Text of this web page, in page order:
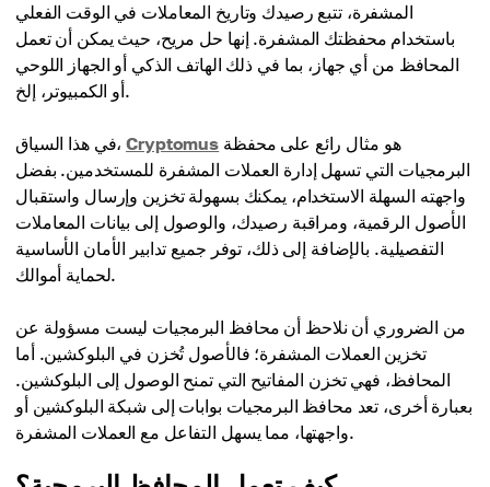
المشفرة، تتبع رصيدك وتاريخ المعاملات في الوقت الفعلي
باستخدام محفظتك المشفرة. إنها حل مريح، حيث يمكن أن تعمل
المحافظ من أي جهاز، بما في ذلك الهاتف الذكي أو الجهاز اللوحي
أو الكمبيوتر، إلخ.
في هذا السياق،Cryptomus
البرمجيات التي تسهل إدارة العملات المشفرة للمستخدمين. بفضل
واجهته السهلة الاستخدام، يمكنك بسهولة تخزين وإرسال واستقبال
الأصول الرقمية، ومراقبة رصيدك، والوصول إلى بيانات المعاملات
التفصيلية. بالإضافة إلى ذلك، توفر جميع تدابير الأمان الأساسية
لحماية أموالك.
من الضروري أن نلاحظ أن محافظ البرمجيات ليست مسؤولة عن
تخزين العملات المشفرة؛ فالأصول تُخزن في البلوكشين. أما
المحافظ، فهي تخزن المفاتيح التي تمنح الوصول إلى البلوكشين.
بعبارة أخرى، تعد محافظ البرمجيات بوابات إلى شبكة البلوكشين أو
واجهتها، مما يسهل التفاعل مع العملات المشفرة.